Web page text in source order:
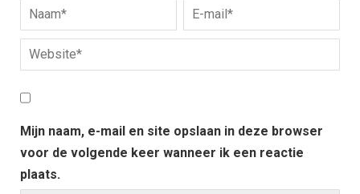
Mijn naam, e-mail en site opslaan in deze browser
voor de volgende keer wanneer ik een reactie
plaats.